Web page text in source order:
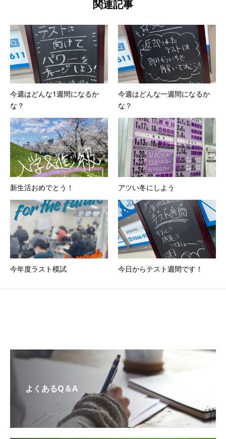
関連記事
今週はどんな1週間になるか
な？
今週はどんな一週間になるか
な？
新生活おめでとう！ アツい冬にしよう
今年度ラスト模試 今日からテスト週間です！
よくあるQ＆A